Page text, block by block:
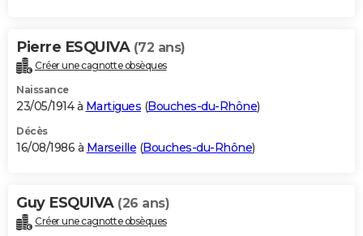
Pierre ESQUIVA (72 ans)
Créer une cagnotte obsèques
Naissance
23/05/1914 à Martigues (Bouches-du-Rhône)
Décès
16/08/1986 à Marseille (Bouches-du-Rhône)
Guy ESQUIVA (26 ans)
Créer une cagnotte obsèques